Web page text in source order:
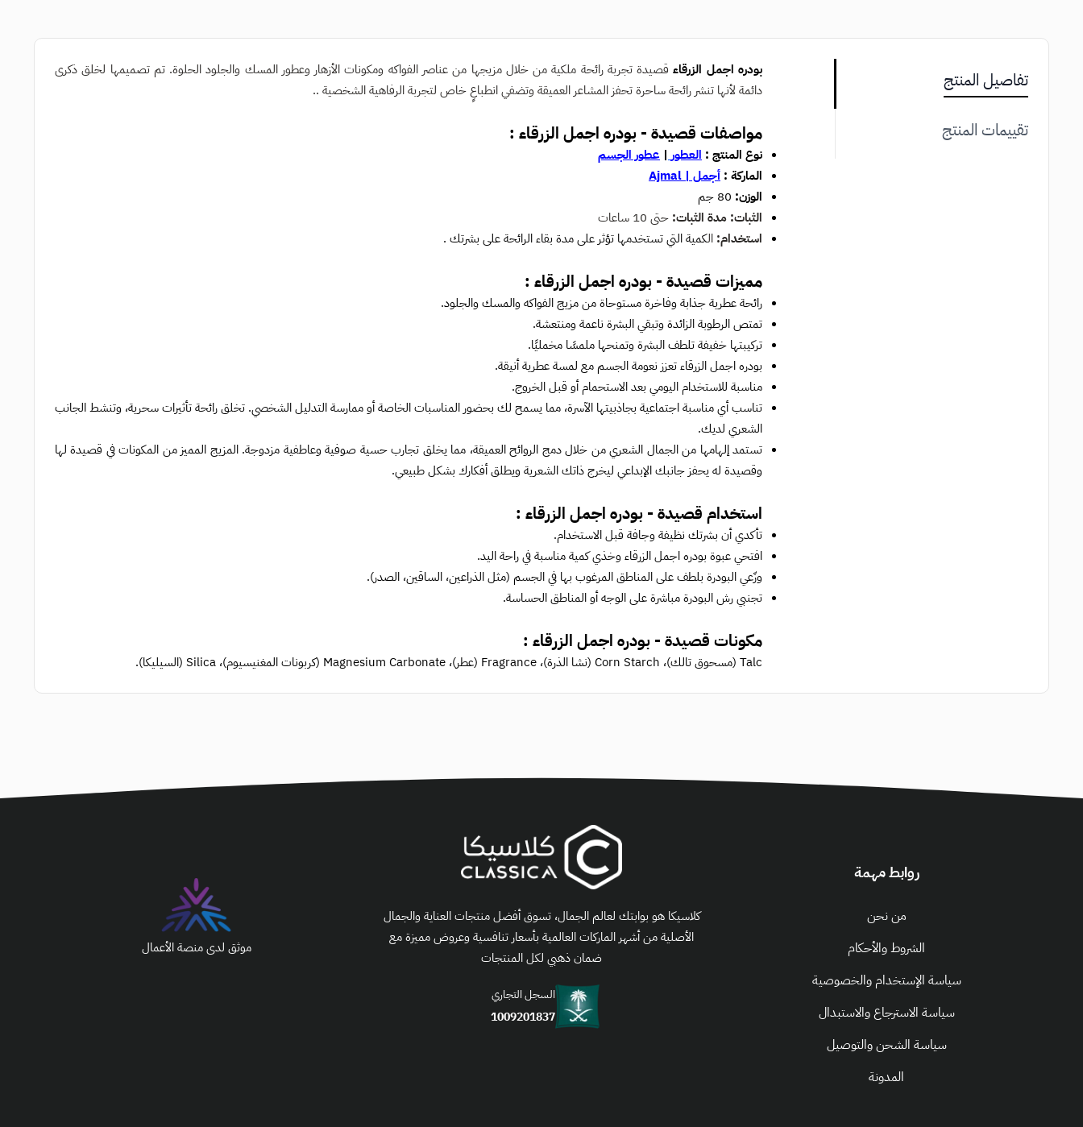
تفاصيل المنتج
تقييمات المنتج
بودره اجمل الزرقاءقصيدة تجربة رائحة ملكية من خلال مزيجها من عناصر الفواكه ومكونات الأزهار وعطور المسك والجلود الحلوة. تم تصميمها لخلق ذكرى
دائمة لأنها تنشر رائحة ساحرة تحفز المشاعر العميقة وتضفي انطباعٍ خاص لتجربة الرفاهية الشخصية ..
مواصفات قصيدة - بودره اجمل الزرقاء :
نوع المنتج : العطور | عطور الجسم
الماركة : أجمل | Ajmal
الوزن:
الثبات: مدة الثبات: حتى 10 ساعات
استخدام: الكمية التي تستخدمها تؤثر على مدة بقاء الرائحة على بشرتك .
مميزات قصيدة - بودره اجمل الزرقاء :
رائحة عطرية جذابة وفاخرة مستوحاة من مزيج الفواكه والمسك والجلود.
تمتص الرطوبة الزائدة وتبقي البشرة ناعمة ومنتعشة.
تركيبتها خفيفة تلطف البشرة وتمنحها ملمسًا مخمليًا.
بودره اجمل الزرقاءتعزز نعومة الجسم مع لمسة عطرية أنيقة.
مناسبة للاستخدام اليومي بعد الاستحمام أو قبل الخروج.
تناسب أي مناسبة اجتماعية بجاذبيتها الآسرة، مما يسمح لك بحضور المناسبات الخاصة أو ممارسة التدليل الشخصي. تخلق رائحة تأثيرات سحرية، وتنشط الجانب
الشعري لديك.
تستمد إلهامها من الجمال الشعري من خلال دمج الروائح العميقة، مما يخلق تجارب حسية صوفية وعاطفية مزدوجة. المزيج المميز من المكونات في قصيدة لها
وقصيدة له يحفز جانبك الإبداعي ليخرج ذاتك الشعرية ويطلق أفكارك بشكل طبيعي.
استخدام قصيدة - بودره اجمل الزرقاء :
تأكدي أن بشرتك نظيفة وجافة قبل الاستخدام.
افتحي عبوة بودره اجمل الزرقاءوخذي كمية مناسبة في راحة اليد.
وزّعي البودرة بلطف على المناطق المرغوب بها في الجسم (مثل الذراعين، الساقين، الصدر).
تجنبي رش البودرة مباشرة على الوجه أو المناطق الحساسة.
مكونات قصيدة - بودره اجمل الزرقاء :
Talc (مسحوق تالك)، Corn Starch (نشا الذرة)، Fragrance (عطر)، Magnesium Carbonate (كربونات المغنيسيوم)، Silica (السيليكا).
روابط مهمة
من نحن
الشروط والأحكام
سياسة الإستخدام والخصوصية
سياسة الاسترجاع والاستبدال
سياسة الشحن والتوصيل
المدونة
كلاسيكا هو بوابتك لعالم الجمال، تسوق أفضل منتجات العناية والجمال
الأصلية من أشهر الماركات العالمية بأسعار تنافسية وعروض مميزة مع
ضمان ذهبي لكل المنتجات
السجل التجاري
1009201837
موثق لدى منصة الأعمال